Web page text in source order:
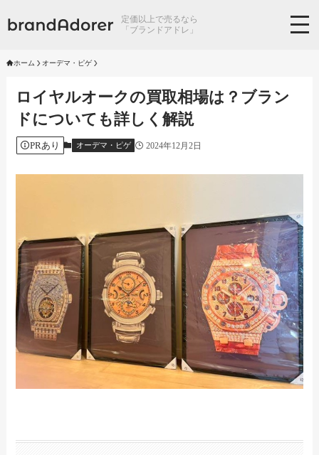
定価以上で売るなら
「ブランドアドレ」
ホーム オーデマ・ピゲ
ロイヤルオークの買取相場は？ブラン
ドについても詳しく解説
PRあり オーデマ・ピゲ 2024年12月2日